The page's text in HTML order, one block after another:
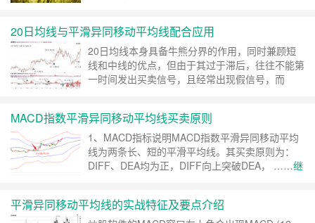
20日均线与平滑异同移动平均线配合应用
20日均线本身具备牛熊分界的作用，同时兼顾短
线和中线的优点，但由于其过于滞后，往往不能第
一时间发出买卖信号，且经常出现假信号，而
MACD指数平滑异同移动平均线买卖原则
1、MACD指标说明MACD指数平滑异同移动平均
线为两条长、短的平滑平均线。其买卖原则为：
DIFF、DEA均为正，DIFF向上突破DEA， ……继
平滑异同移动平均线的实战特征及要点介绍